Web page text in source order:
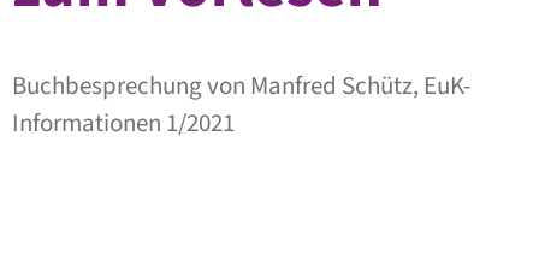
Buchbesprechung von Manfred Schütz, EuK-
Informationen 1/2021